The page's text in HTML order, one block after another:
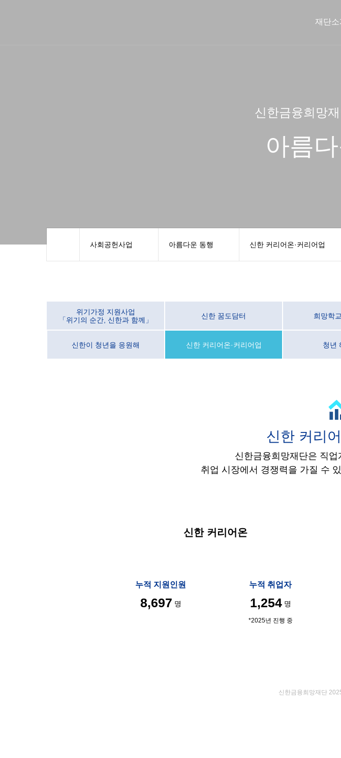
재단소
신한금융희망
아름
사회공헌사업 아름다운 동행 신한 커리어온·커리어업
위기가정 지원사업
「위기의 순간, 신한과 함께」
신한 꿈도담터 희망학
신한이 청년을 응원해 신한 커리어온·커리어업 청년
신한 커리
신한금융희망재단은 직
취업 시장에서 경쟁력을 가질 수
신한 커리어온
누적 지원인원
8,697 명
누적 취업자
1,254명
*2025년 진행 중
신한금융희망재단